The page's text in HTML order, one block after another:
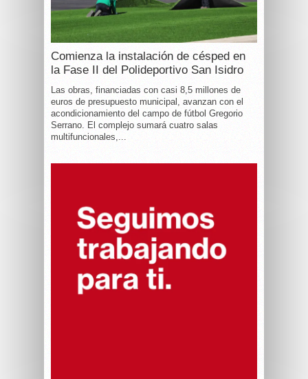
Comienza la instalación de césped en
la Fase II del Polideportivo San Isidro
Las obras, financiadas con casi 8,5 millones de
euros de presupuesto municipal, avanzan con el
acondicionamiento del campo de fútbol Gregorio
Serrano. El complejo sumará cuatro salas
multifuncionales,...